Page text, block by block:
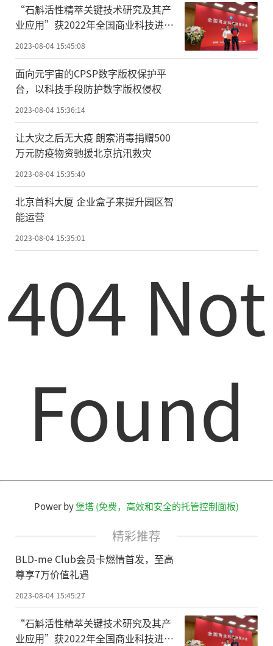
“石斛活性精萃关键技术研究及其产
业应用”获2022年全国商业科技进步
一等奖
2023-08-04 15:45:08
面向元宇宙的CPSP数字版权保护平
台，以科技手段防护数字版权侵权
2023-08-04 15:36:14
让大灾之后无大疫 朗索消毒捐赠500
万元防疫物资驰援北京抗汛救灾
2023-08-04 15:35:40
北京首科大厦 企业盒子来提升园区智
能运营
2023-08-04 15:35:01
404 Not
Found
Power by堡塔 (免费，高效和安全的托管控制面板)
精彩推荐
BLD-me Club会员卡燃情首发，至高
尊享7万价值礼遇
2023-08-04 15:45:27
“石斛活性精萃关键技术研究及其产
业应用”获2022年全国商业科技进步